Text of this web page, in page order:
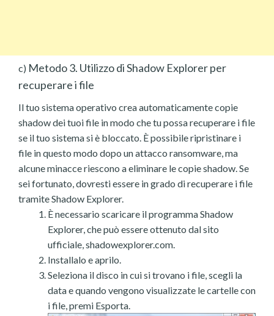
c) Metodo 3. Utilizzo di Shadow Explorer per
recuperare i file
Il tuo sistema operativo crea automaticamente copie
shadow dei tuoi file in modo che tu possa recuperare i file
se il tuo sistema si è bloccato. È possibile ripristinare i
file in questo modo dopo un attacco ransomware, ma
alcune minacce riescono a eliminare le copie shadow. Se
sei fortunato, dovresti essere in grado di recuperare i file
tramite Shadow Explorer.
È necessario scaricare il programma Shadow
Explorer, che può essere ottenuto dal sito
ufficiale, shadowexplorer.com.
Installalo e aprilo.
Seleziona il disco in cui si trovano i file, scegli la
data e quando vengono visualizzate le cartelle con
i file, premi Esporta.